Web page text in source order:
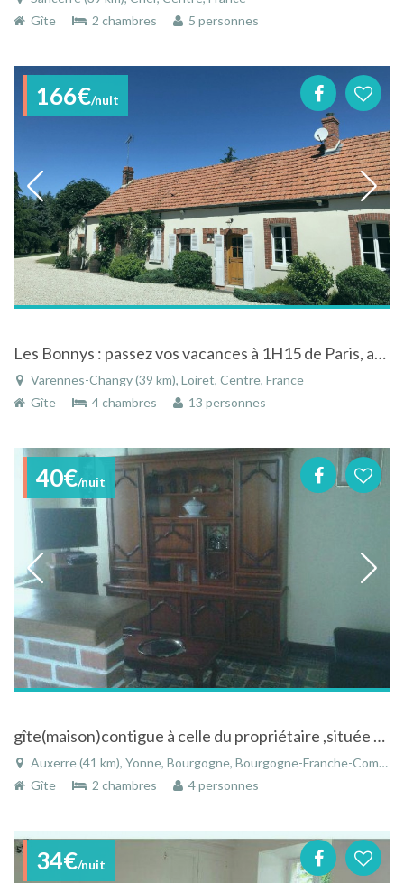
Gîte
2 chambres 5 personnes
166€/nuit
Les Bonnys : passez vos vacances à 1H15 de Paris, activités et détente assurées
Varennes-Changy (39 km), Loiret, Centre, France
Gîte
4 chambres 13 personnes
40€/nuit
gîte(maison)contigue à celle du propriétaire ,située en plein centre ville historiqueque très calme .
Auxerre (41 km), Yonne, Bourgogne, Bourgogne-Franche-Comté, France
Gîte
2 chambres 4 personnes
34€/nuit